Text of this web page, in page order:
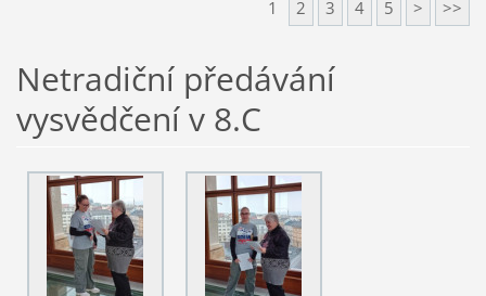
1 2 3 4 5 > >>
Netradiční předávání
vysvědčení v 8.C